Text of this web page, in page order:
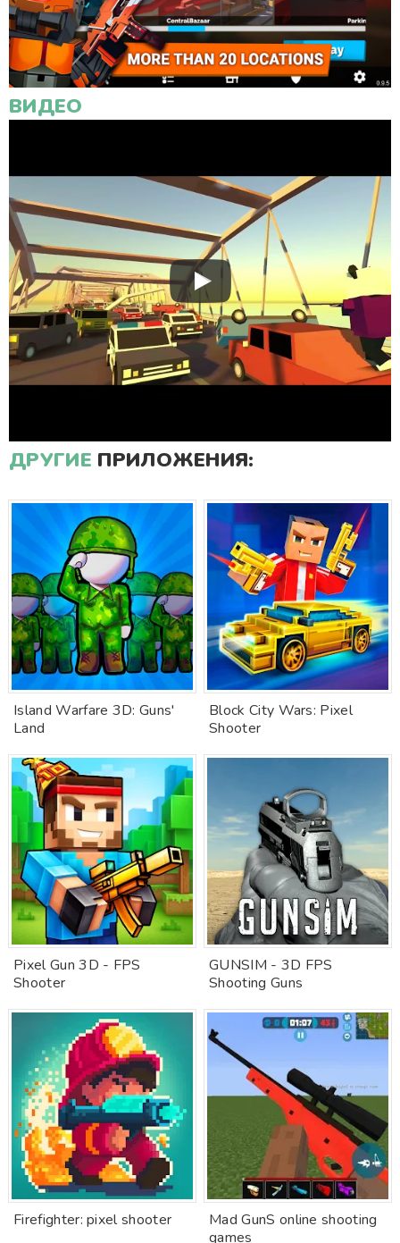
ВИДЕО
ДРУГИЕ ПРИЛОЖЕНИЯ:
Island Warfare 3D: Guns'
Land
Block City Wars: Pixel
Shooter
Pixel Gun 3D - FPS
Shooter
GUNSIM - 3D FPS
Shooting Guns
Firefighter: pixel shooter
Mad GunS online shooting
games